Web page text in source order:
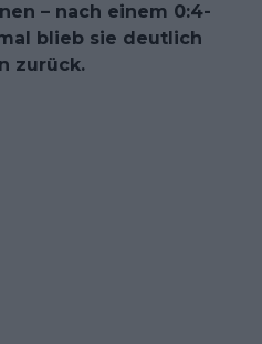
– nach einem 0:4-
blieb sie deutlich
zurück.